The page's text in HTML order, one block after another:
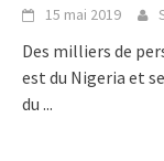
15 mai 2019
Des milliers de
est du Nigeria et
du ...